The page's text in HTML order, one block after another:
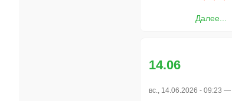
Далее...
14.06
вс., 14.06.2026 - 09:23 —